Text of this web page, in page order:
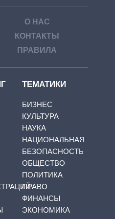
О НАС
КОНТАКТЫ
ПРАВИЛА
ТЕМАТИКИ
БИЗНЕС
КУЛЬТУРА
НАУКА
НАЦИОНАЛЬНАЯ
БЕЗОПАСНОСТЬ
ОБЩЕСТВО
ПОЛИТИКА
ПРАВО
ФИНАНСЫ
ЭКОНОМИКА